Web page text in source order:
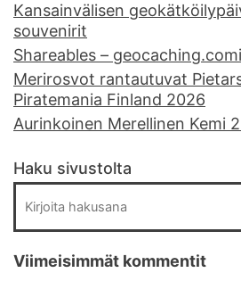
Kansainvälisen
souvenirit
Shareables –
Merirosvot rantautuvat
Piratemania Finland 2026
Aurinkoinen Merellinen Kemi
Haku sivustolta
Viimeisimmät kommentit